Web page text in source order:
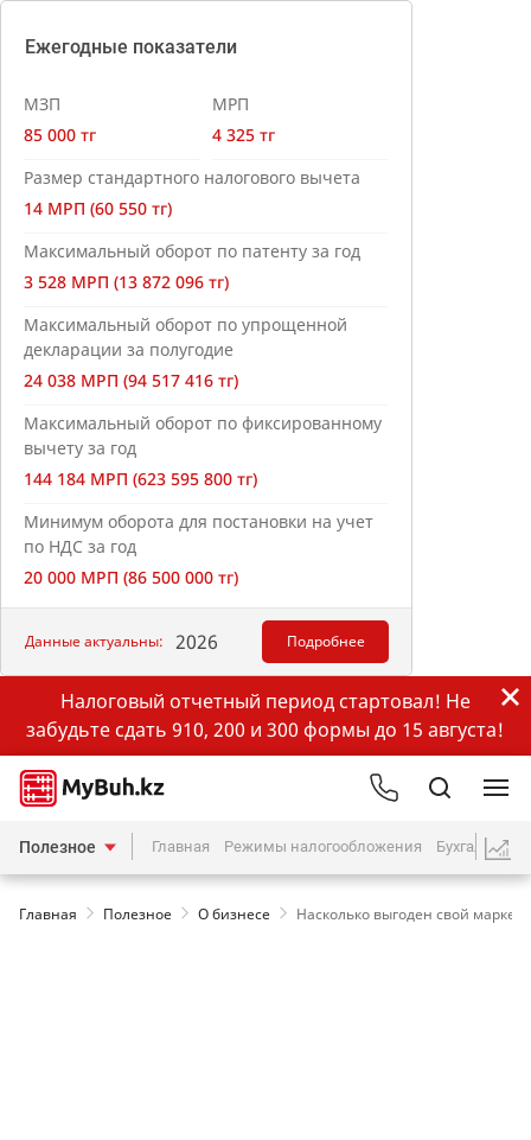
Ежегодные показатели
МЗП
85 000 тг
МРП
4 325 тг
Размер стандартного налогового вычета
14 МРП (60 550 тг)
Максимальный оборот по патенту за год
3 528 МРП (13 872 096 тг)
Максимальный оборот по упрощенной
декларации за полугодие
24 038 МРП (94 517 416 тг)
Максимальный оборот по фиксированному
вычету за год
144 184 МРП (623 595 800 тг)
Минимум оборота для постановки на учет
по НДС за год
20 000 МРП (86 500 000 тг)
Данные актуальны: 2026 Подробнее
Налоговый отчетный период стартовал! Не
забудьте сдать 910, 200 и 300 формы до 15 августа!
Полезное Главная Режимы налогообложения Бухгалтерия
Главная Полезное О бизнесе Насколько выгоден свой